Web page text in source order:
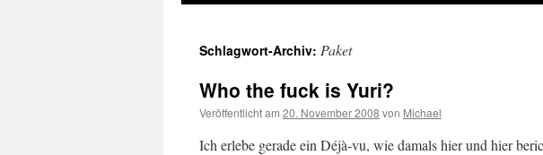
Schlagwort-Archiv: Paket
Who the fuck is Yuri?
Veröffentlicht am 20. November 2008 von Michael
Ich erlebe gerade ein Déjà-vu, wie damals hier und hier